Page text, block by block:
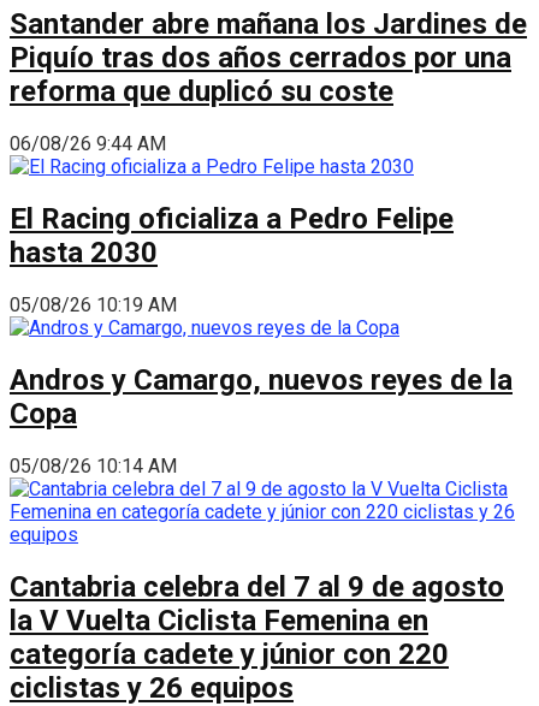
Santander abre mañana los Jardines de
Piquío tras dos años cerrados por una
reforma que duplicó su coste
06/08/26 9:44 AM
El Racing oficializa a Pedro Felipe
hasta 2030
05/08/26 10:19 AM
Andros y Camargo, nuevos reyes de la
Copa
05/08/26 10:14 AM
Cantabria celebra del 7 al 9 de agosto
la V Vuelta Ciclista Femenina en
categoría cadete y júnior con 220
ciclistas y 26 equipos